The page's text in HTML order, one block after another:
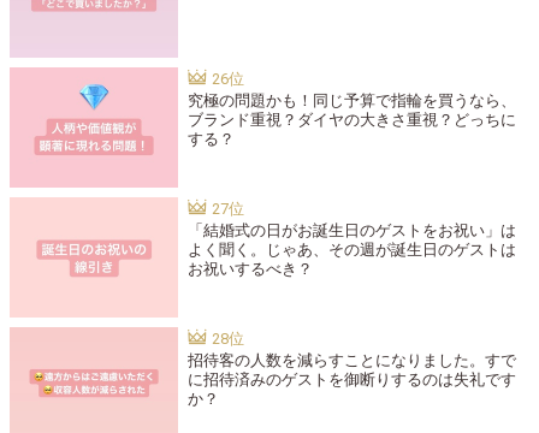
究極の問題かも！同じ予算で指輪を買うなら、
ブランド重視？ダイヤの大きさ重視？どっちに
する？
「結婚式の日がお誕生日のゲストをお祝い」は
よく聞く。じゃあ、その週が誕生日のゲストは
お祝いするべき？
招待客の人数を減らすことになりました。すで
に招待済みのゲストを御断りするのは失礼です
か？